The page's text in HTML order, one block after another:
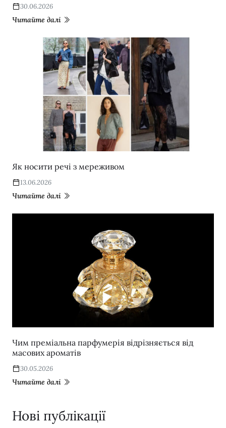
30.06.2026
Читайте далі
Як носити речі з мереживом
13.06.2026
Читайте далі
Чим преміальна парфумерія відрізняється від
масових ароматів
30.05.2026
Читайте далі
Нові публікації